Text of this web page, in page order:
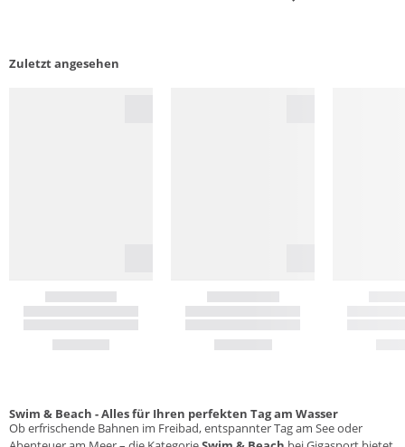
Zuletzt angesehen
Swim & Beach - Alles für Ihren perfekten Tag am Wasser
Ob erfrischende Bahnen im Freibad, entspannter Tag am See oder